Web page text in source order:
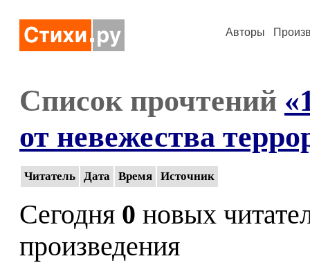
Авторы
Список прочтений
от невежества
Читатель Дата Время Источник
Сегодня 0 новых
произведения